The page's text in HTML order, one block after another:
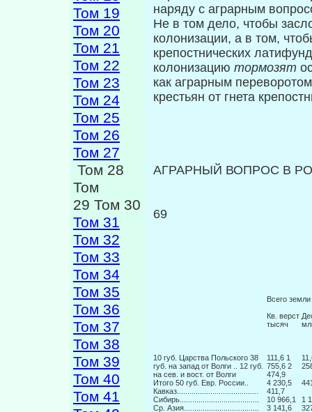
Том 19
Том 20
Том 21
Том 22
Том 23
Том 24
Том 25
Том 26
Том 27
Том 28
Том
29 Том 30
Том 31
Том 32
Том 33
Том 34
Том 35
Том 36
Том 37
Том 38
Том 39
Том 40
Том 41
наряду с аграрным
Не в том дело, чтобы
колонизации, а в том,
крепостнических
колонизацию тормозят
как аграрным
крестьян от гнета
АГРАРНЫЙ ВОПРОС В
69
Всего земли
Кв. верст
тысяч
10 губ. Царства Польского 38
губ. на запад от Волги .. 12 губ.
на сев. и вост. от Вол­ги
111,6 1
755,6 2
474,9
Итого 50 губ. Евр. России..
Кавказ.......................................
4 230,5
411,7
Сибирь......................................
Ср. Азия....................................
10 966,1
3 141,6
1